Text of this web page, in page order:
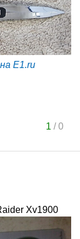
E1.ru
1 /0
Xv1900